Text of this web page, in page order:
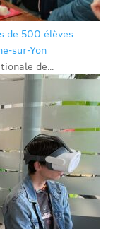
de 500 élèves
sur-Yon
de...